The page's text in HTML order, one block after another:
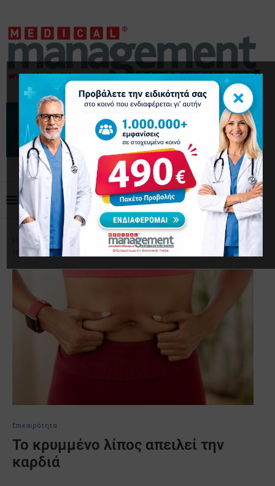
Home Επικαιρότητα
Το κρυμμένο λίπος απειλεί
την καρδιά
Επικαιρότητα
Το κρυμμένο λίπος απειλεί την
καρδιά
×
×